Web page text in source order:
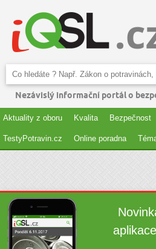
Nezávislý informační portál o
Aktuality z oboru Kvalita Bezpečnost
TestyPotravin.cz Online poradna